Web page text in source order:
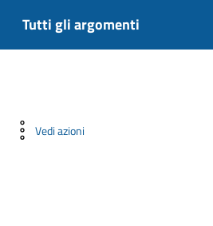
Tutti gli argomenti
Vedi azioni